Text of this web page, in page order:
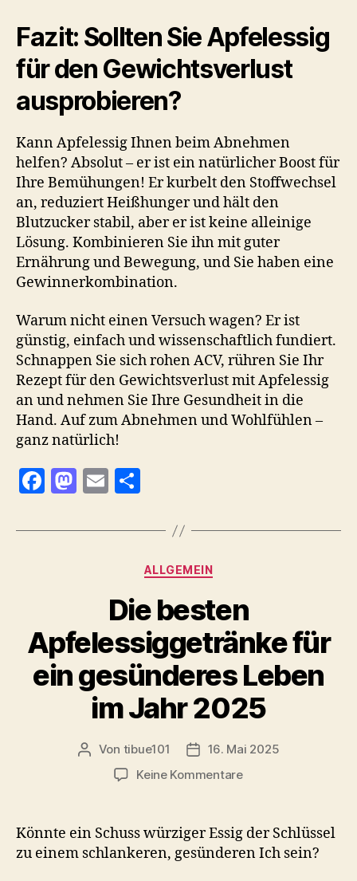
Fazit: Sollten Sie Apfelessig
für den Gewichtsverlust
ausprobieren?
Kann Apfelessig Ihnen beim Abnehmen
helfen? Absolut – er ist ein natürlicher Boost für
Ihre Bemühungen! Er kurbelt den Stoffwechsel
an, reduziert Heißhunger und hält den
Blutzucker stabil, aber er ist keine alleinige
Lösung. Kombinieren Sie ihn mit guter
Ernährung und Bewegung, und Sie haben eine
Gewinnerkombination.
Warum nicht einen Versuch wagen? Er ist
günstig, einfach und wissenschaftlich fundiert.
Schnappen Sie sich rohen ACV, rühren Sie Ihr
Rezept für den Gewichtsverlust mit Apfelessig
an und nehmen Sie Ihre Gesundheit in die
Hand. Auf zum Abnehmen und Wohlfühlen –
ganz natürlich!
F
c
o
k
M
to
E
ai le
n
Kategorien
ALLGEMEIN
Die besten
Apfelessiggetränke für
ein gesünderes Leben
im Jahr 2025
Beitragsautor
Von tibue101 Veröffentlichungsdatum
16. Mai 2025
Keine Kommentarezu
Apfelessiggetränke
für
ein
Könnte ein Schuss würziger Essig der Schlüssel
zu einem schlankeren, gesünderen Ich sein?